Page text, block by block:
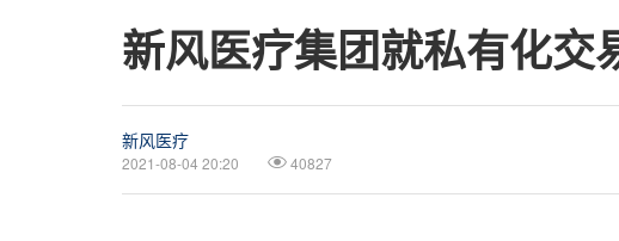
新风医疗集团就私有化交
新风医疗
2021-08-04 20:20 40827